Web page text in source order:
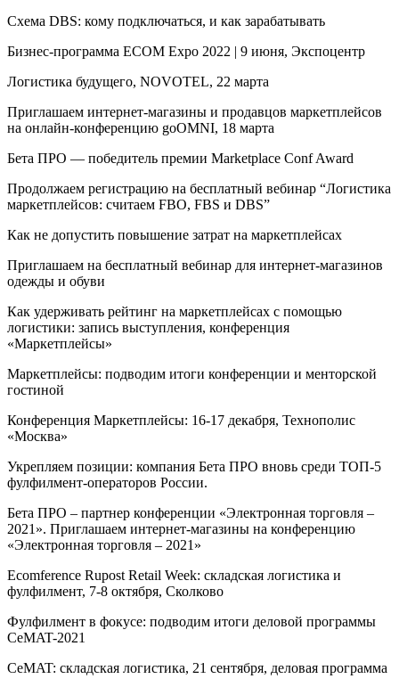
Схема DBS: кому подключаться, и как зарабатывать
Бизнес-программа ECOM Expo 2022 | 9 июня, Экспоцентр
Логистика будущего, NOVOTEL, 22 марта
Приглашаем интернет-магазины и продавцов маркетплейсов
на онлайн-конференцию goOMNI, 18 марта
Бета ПРО — победитель премии Marketplace Conf Award
Продолжаем регистрацию на бесплатный вебинар “Логистика
маркетплейсов: считаем FBO, FBS и DBS”
Как не допустить повышение затрат на маркетплейсах
Приглашаем на бесплатный вебинар для интернет-магазинов
одежды и обуви
Как удерживать рейтинг на маркетплейсах с помощью
логистики: запись выступления, конференция
«Маркетплейсы»
Маркетплейсы: подводим итоги конференции и менторской
гостиной
Конференция Маркетплейсы: 16-17 декабря, Технополис
«Москва»
Укрепляем позиции: компания Бета ПРО вновь среди ТОП-5
фулфилмент-операторов России.
Бета ПРО – партнер конференции «Электронная торговля –
2021». Приглашаем интернет-магазины на конференцию
«Электронная торговля – 2021»
Ecomference Rupost Retail Week: складская логистика и
фулфилмент, 7-8 октября, Сколково
Фулфилмент в фокусе: подводим итоги деловой программы
CeMAT-2021
СeMAT: складская логистика, 21 сентября, деловая программа